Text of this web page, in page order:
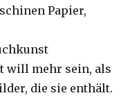
Papier,
will mehr sein, als
die sie enthält.